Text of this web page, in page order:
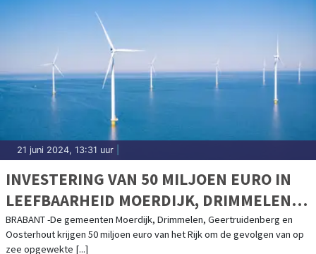
21 juni 2024, 13:31 uur
INVESTERING VAN 50 MILJOEN EURO IN
LEEFBAARHEID MOERDIJK, DRIMMELEN,
GEERTRUIDENBERG EN OOSTERHOUT
BRABANT -De gemeenten Moerdijk, Drimmelen, Geertruidenberg en
Oosterhout krijgen 50 miljoen euro van het Rijk om de gevolgen van op
zee opgewekte [...]